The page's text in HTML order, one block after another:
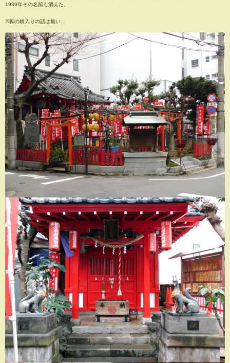
1939年その名前も消えた。
※狐の婿入りの話は無い…